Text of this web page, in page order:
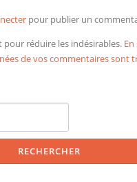
pour publier un
pour réduire les indésirables.
de vos commentaires sont